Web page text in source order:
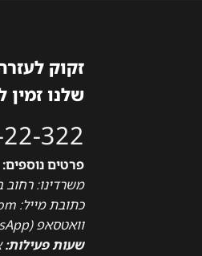
זקוק
שלנו
322
פרטים נוספים:
משרדינו: רחוב בוסל
כתובת מייל: m4aisrael@gmail.com
וואטסאפ (WhatsApp) - 058-6057111
שעות פעילות: